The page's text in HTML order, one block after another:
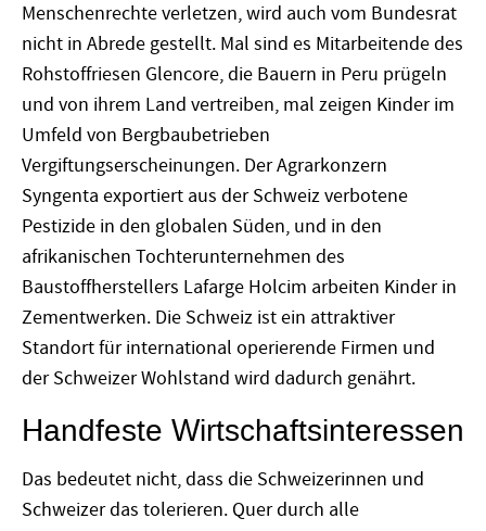
Menschenrechte verletzen, wird auch vom Bundesrat
nicht in Abrede gestellt. Mal sind es Mitarbeitende des
Rohstoffriesen Glencore, die Bauern in Peru prügeln
und von ihrem Land vertreiben, mal zeigen Kinder im
Umfeld von Bergbaubetrieben
Vergiftungserscheinungen. Der Agrarkonzern
Syngenta exportiert aus der Schweiz verbotene
Pestizide in den globalen Süden, und in den
afrikanischen Tochterunternehmen des
Baustoffherstellers Lafarge Holcim arbeiten Kinder in
Zementwerken. Die Schweiz ist ein attraktiver
Standort für international operierende Firmen und
der Schweizer Wohlstand wird dadurch genährt.
Handfeste Wirtschaftsinteressen
Das bedeutet nicht, dass die Schweizerinnen und
Schweizer das tolerieren. Quer durch alle